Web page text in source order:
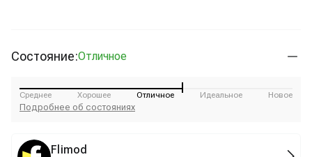
Состояние:Отличное
Среднее Хорошее Отличное Идеальное Новое
Подробнее об состояниях
Flimod